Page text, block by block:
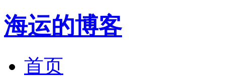
海运的博客
首页